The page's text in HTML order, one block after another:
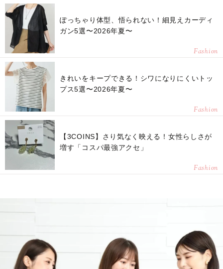
ぽっちゃり体型、悟られない！細見えカーディ
ガン5選〜2026年夏〜
Fashion
きれいをキープできる！シワになりにくいトッ
プス5選〜2026年夏〜
Fashion
【3COINS】さり気なく映える！女性らしさが
増す「コスパ最強アクセ」
Fashion